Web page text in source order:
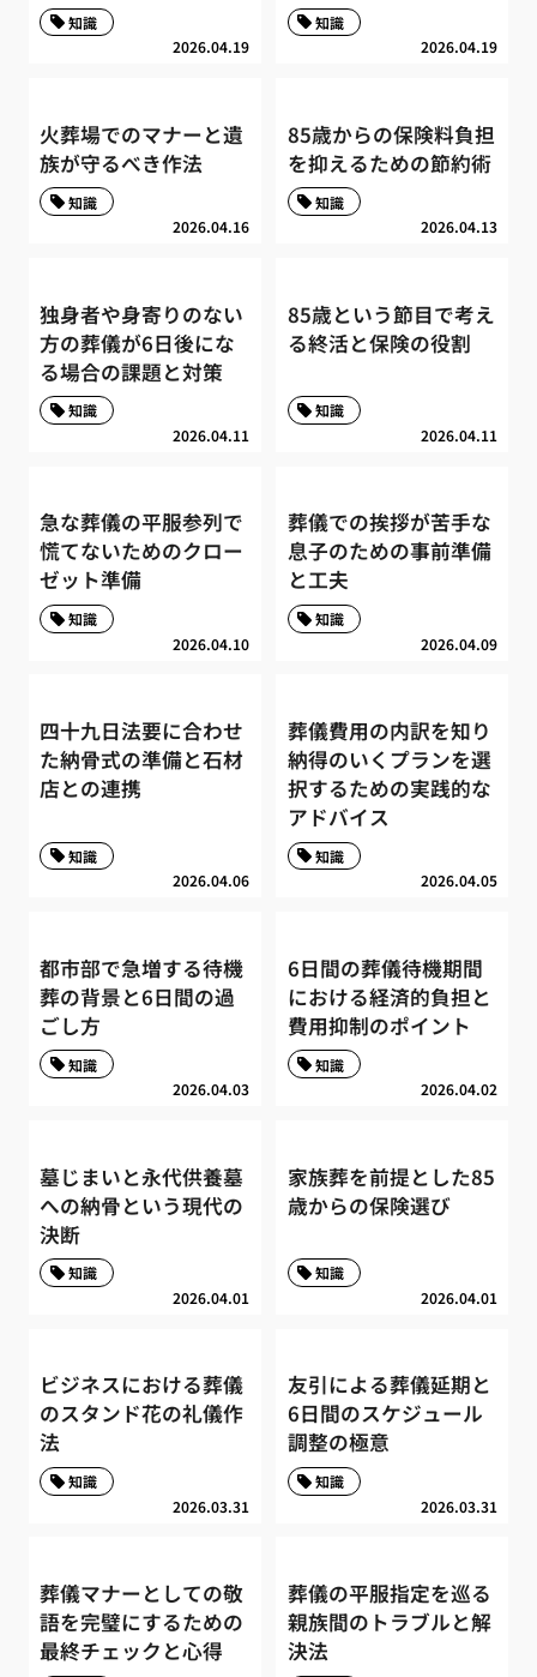
2026.04.19
知識
2026.04.19
知識
火葬場でのマナーと遺
族が守るべき作法
2026.04.16
知識
85歳からの保険料負担
を抑えるための節約術
2026.04.13
知識
独身者や身寄りのない
方の葬儀が6日後にな
る場合の課題と対策
2026.04.11
知識
85歳という節目で考え
る終活と保険の役割
2026.04.11
知識
急な葬儀の平服参列で
慌てないためのクロー
ゼット準備
2026.04.10
知識
葬儀での挨拶が苦手な
息子のための事前準備
と工夫
2026.04.09
知識
四十九日法要に合わせ
た納骨式の準備と石材
店との連携
2026.04.06
知識
葬儀費用の内訳を知り
納得のいくプランを選
択するための実践的な
アドバイス
2026.04.05
知識
都市部で急増する待機
葬の背景と6日間の過
ごし方
2026.04.03
知識
6日間の葬儀待機期間
における経済的負担と
費用抑制のポイント
2026.04.02
知識
墓じまいと永代供養墓
への納骨という現代の
決断
2026.04.01
知識
家族葬を前提とした85
歳からの保険選び
2026.04.01
知識
ビジネスにおける葬儀
のスタンド花の礼儀作
法
2026.03.31
知識
友引による葬儀延期と
6日間のスケジュール
調整の極意
2026.03.31
知識
葬儀マナーとしての敬
語を完璧にするための
最終チェックと心得
葬儀の平服指定を巡る
親族間のトラブルと解
決法